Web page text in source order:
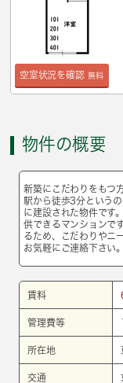
空室状況を確認 無料
物件の概要
新築にこだわりをもつ
駅から徒歩3分という
に建設された物件です
供できるマンションで
るため、こだわりやニ
お気軽にご連絡下さい。
賃料
管理費等
所在地
交通